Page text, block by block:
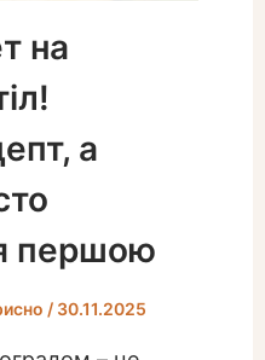
на
а
першою
/ 30.11.2025